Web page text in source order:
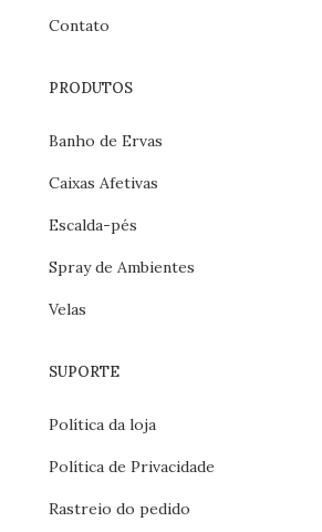
Contato
PRODUTOS
Banho de Ervas
Caixas Afetivas
Escalda-pés
Spray de Ambientes
Velas
SUPORTE
Política da loja
Política de Privacidade
Rastreio do pedido